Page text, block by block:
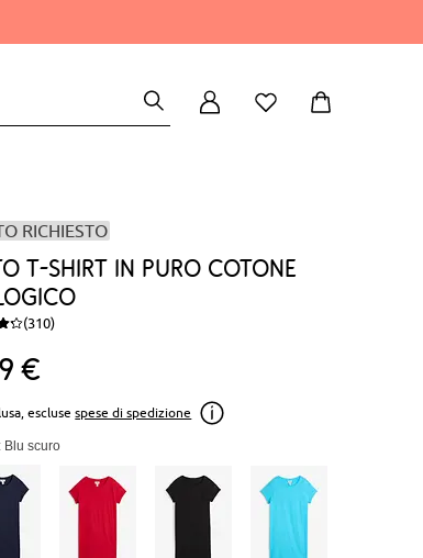
RICHIESTO
t-shirt in puro cotone
(310)
€
escluse spese di spedizione
Blu scuro